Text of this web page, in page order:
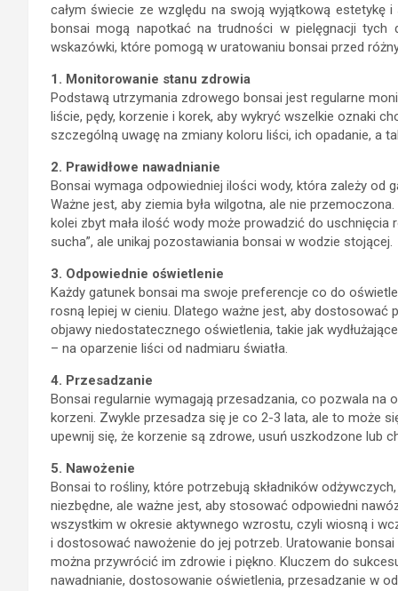
całym świecie ze względu na swoją wyjątkową estetykę
bonsai mogą napotkać na trudności w pielęgnacji tych
wskazówki, które pomogą w uratowaniu bonsai przed
1. Monitorowanie stanu zdrowia
Podstawą utrzymania zdrowego bonsai jest regularne
liście, pędy, korzenie i korek, aby wykryć wszelkie oznaki
szczególną uwagę na zmiany koloru liści, ich opadanie, a
2. Prawidłowe nawadnianie
Bonsai wymaga odpowiedniej ilości wody, która zależy od
Ważne jest, aby ziemia była wilgotna, ale nie
kolei zbyt mała ilość wody może prowadzić do uschnięcia
sucha”, ale unikaj pozostawiania bonsai w wodzie stojącej.
3. Odpowiednie oświetlenie
Każdy gatunek bonsai ma swoje preferencje co do
rosną lepiej w cieniu. Dlatego ważne jest, aby dostosować
objawy niedostatecznego oświetlenia, takie jak
– na oparzenie liści od nadmiaru światła.
4. Przesadzanie
Bonsai regularnie wymagają przesadzania, co pozwala na
korzeni. Zwykle przesadza się je co 2-3 lata, ale to może
upewnij się, że korzenie są zdrowe, usuń uszkodzone lub
5. Nawożenie
Bonsai to rośliny, które potrzebują składników
niezbędne, ale ważne jest, aby stosować odpowiedni
wszystkim w okresie aktywnego wzrostu, czyli wiosną i
i dostosować nawożenie do jej potrzeb. Uratowanie
można przywrócić im zdrowie i piękno. Kluczem do
nawadnianie, dostosowanie oświetlenia, przesadzanie w